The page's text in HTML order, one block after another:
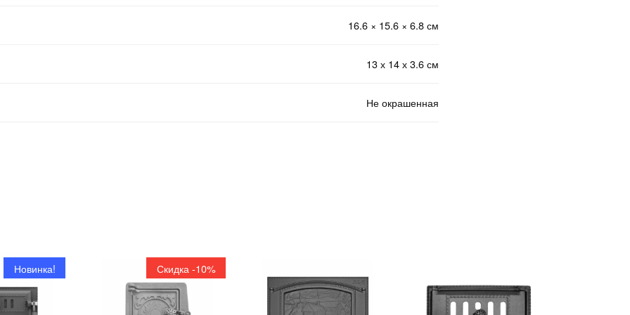
16.6 × 15.6 × 6.8 см
13 х 14 х 3.6 см
Не окрашенная
Новинка! Скидка -10%